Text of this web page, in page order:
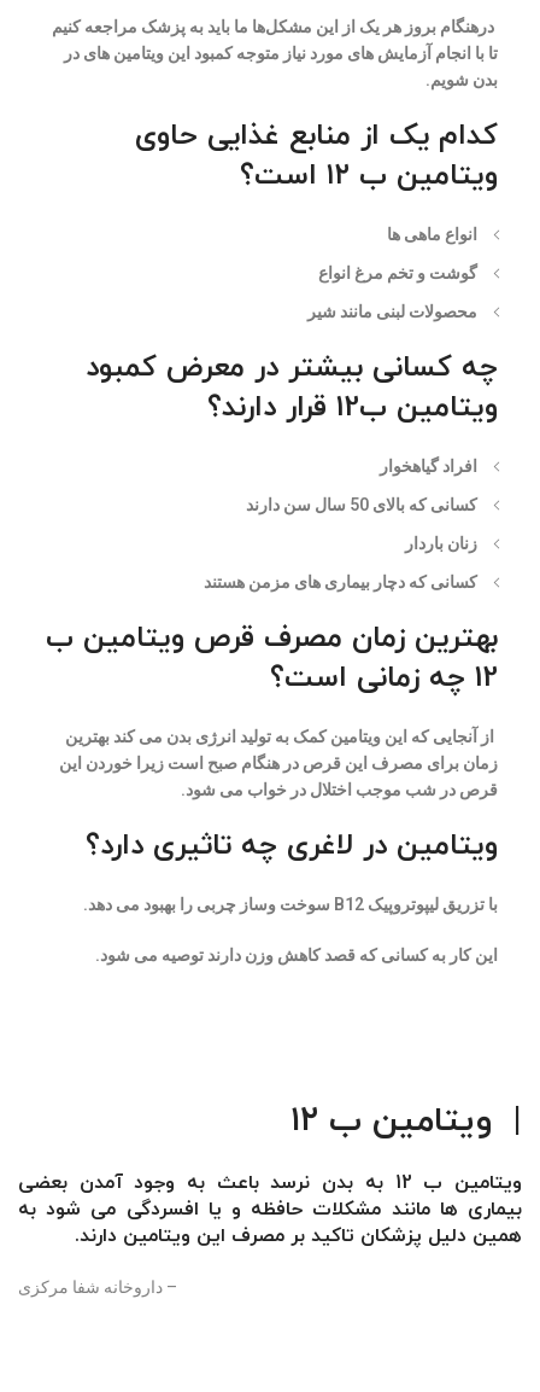
درهنگام بروز هر یک از این مشکل‌ها ما باید به پزشک مراجعه کنیم
تا با انجام آزمایش های مورد نیاز متوجه کمبود این ویتامین های در
بدن شویم.
کدام یک از منابع غذایی حاوی
ویتامین ب ۱۲ است؟
انواع ماهی ها
گوشت و تخم مرغ انواع
محصولات لبنی مانند شیر
چه کسانی بیشتر در معرض کمبود
ویتامین ب12 قرار دارند؟
افراد گیاهخوار
کسانی که بالای 50 سال سن دارند
زنان باردار
کسانی که دچار بیماری های مزمن هستند
بهترین زمان مصرف قرص ویتامین ب
12 چه زمانی است؟
از آنجایی که این ویتامین کمک به تولید انرژی بدن می کند بهترین
زمان برای مصرف این قرص در هنگام صبح است زیرا خوردن این
قرص در شب موجب اختلال در خواب می شود.
ویتامین در لاغری چه تاثیری دارد؟
با تزریق لیپوتروپیک B12 سوخت وساز چربی را بهبود می دهد.
این کار به کسانی که قصد کاهش وزن دارند توصیه می شود.
| ویتامین ب ۱۲
ویتامین ب 12 به بدن نرسد باعث به وجود آمدن بعضی
بیماری ها مانند مشکلات حافظه و یا افسردگی می شود به
همین دلیل پزشکان تاکید بر مصرف این ویتامین دارند.
– داروخانه شفا مرکزی